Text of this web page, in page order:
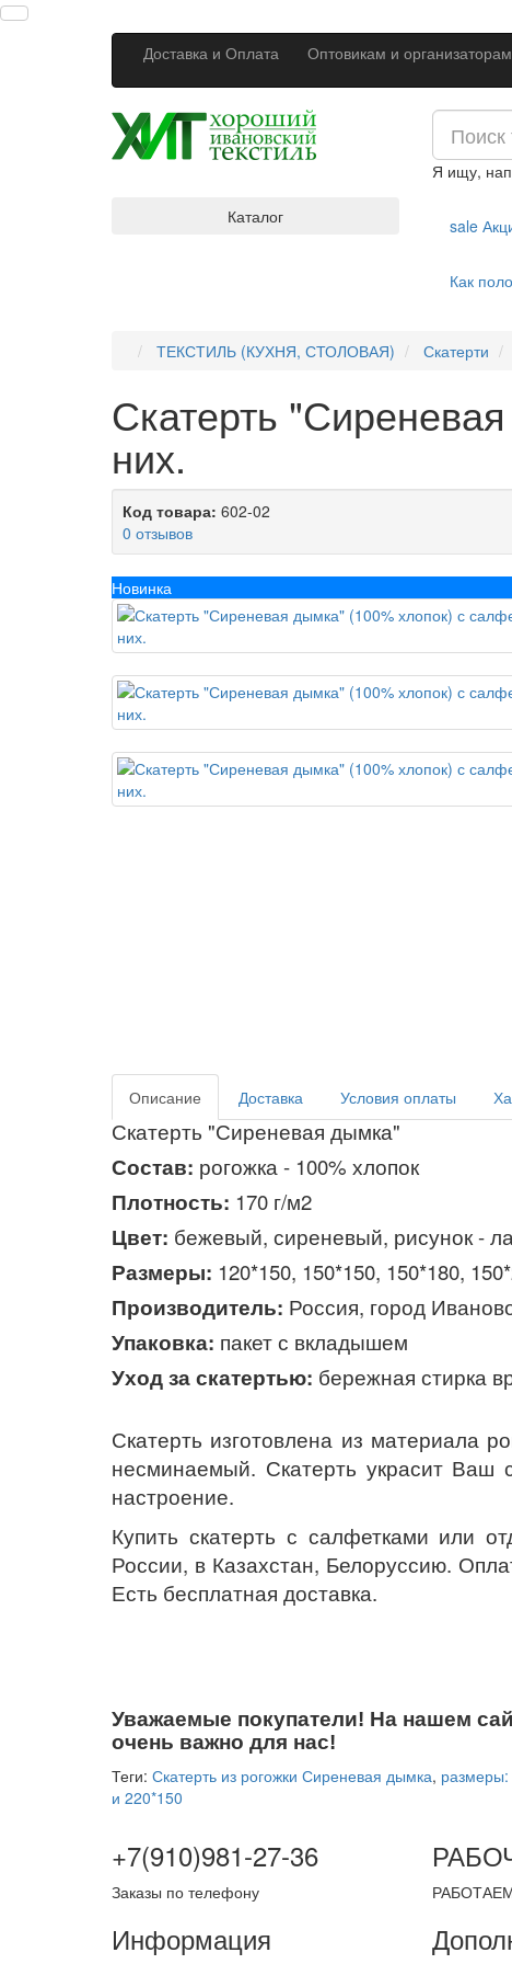
Доставка и Оплата Оптовикам и
Я ищу,
sale
Как
Каталог
ТЕКСТИЛЬ (КУХНЯ, СТОЛОВАЯ) Скатерти
Скатерть
них.
Код товара: 602-02
0 отзывов
Новинка
Описание Доставка Условия оплаты
Скатерть "Сиреневая дымка"
Состав: рогожка - 100% хлопок
Плотность: 170 г/м2
Цвет: бежевый, сиреневый, рисунок -
Размеры: 120*150, 150*150, 150*180,
Производитель: Россия, город
Упаковка: пакет с вкладышем
Уход за скатертью: бережная стирка
Скатерть изготовлена из материала
несминаемый. Скатерть украсит Ваш
настроение.
Купить скатерть с салфетками или
России, в Казахстан, Белоруссию.
Есть бесплатная доставка.
Уважаемые покупатели! На нашем
очень важно для нас!
Теги: Скатерть из рогожки Сиреневая дымка,
и 220*150
+7(910)981-27-36
Заказы по телефону
Информация